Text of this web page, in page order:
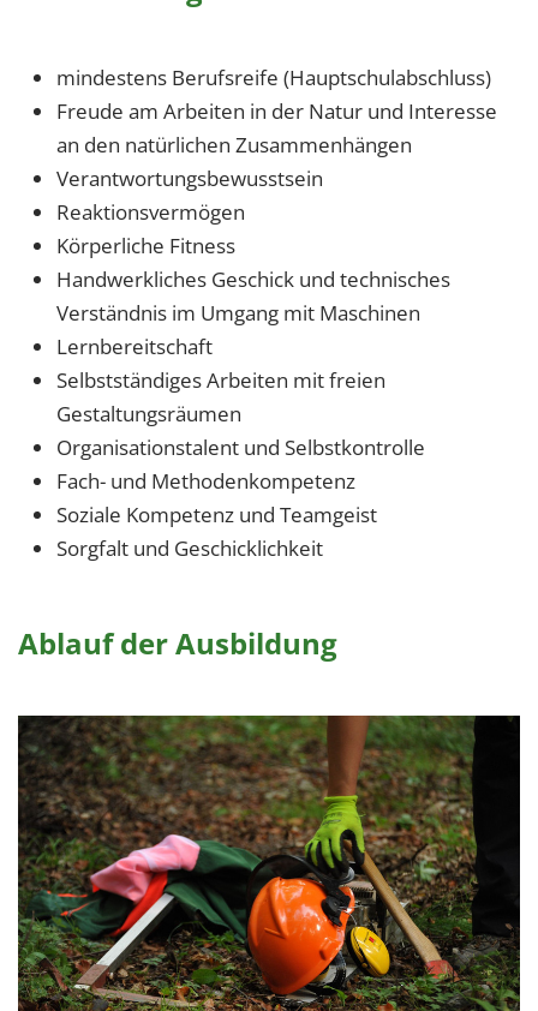
mindestens Berufsreife (Hauptschulabschluss)
Freude am Arbeiten in der Natur und Interesse
an den natürlichen Zusammenhängen
Verantwortungsbewusstsein
Reaktionsvermögen
Körperliche Fitness
Handwerkliches Geschick und technisches
Verständnis im Umgang mit Maschinen
Lernbereitschaft
Selbstständiges Arbeiten mit freien
Gestaltungsräumen
Organisationstalent und Selbstkontrolle
Fach- und Methodenkompetenz
Soziale Kompetenz und Teamgeist
Sorgfalt und Geschicklichkeit
Ablauf der Ausbildung